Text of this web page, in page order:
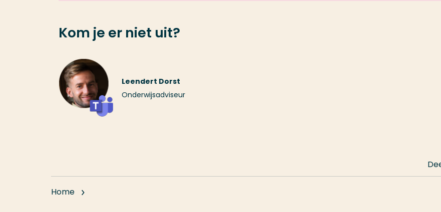
Kom je er niet uit?
Leendert Dorst
Onderwijsadviseur
Home